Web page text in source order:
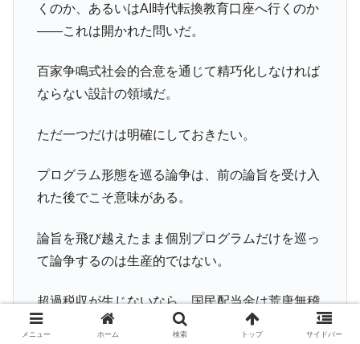
くのか、あるいはAI時代転換教育口座へ行くのか
――これは開かれた問いだ。
百家争鳴式社会的合意を通じて精巧化しなければ
ならない設計の領域だ。
ただ一つだけは明確にしておきたい。
プログラム形態を巡る論争は、前の論旨を受け入
れた後でこそ意味がある。
論旨を飛び越えたまま個別プログラムだけを巡っ
て論争するのは生産的ではない。
超過税収が生じないなら、国民配当金は荒唐無稽
な話だ。
メニュー ホーム 検索 トップ サイドバー